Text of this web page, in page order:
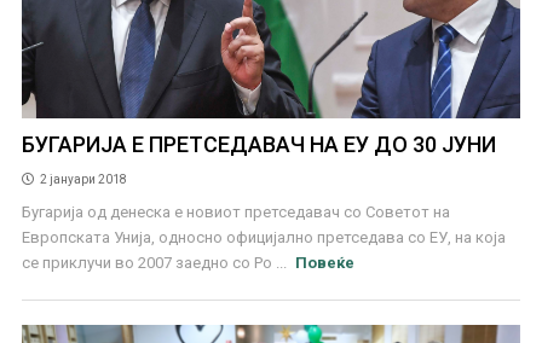
БУГАРИЈА Е ПРЕТСЕДАВАЧ НА ЕУ ДО 30 ЈУНИ
2 јануари 2018
Бугарија од денеска е новиот претседавач со Советот на
Европската Унија, односно официјално претседава со ЕУ, на која
се приклучи во 2007 заедно со Ро ...
Повеќе